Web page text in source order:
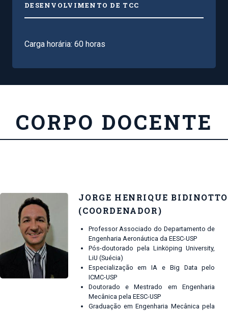
DESENVOLVIMENTO DE TCC
Carga horária: 60 horas
CORPO DOCENTE
JORGE HENRIQUE BIDINOTTO
(COORDENADOR)
Professor Associado do Departamento de
Engenharia Aeronáutica da EESC-USP
Pós-doutorado pela Linköping University,
LiU (Suécia)
Especialização em IA e Big Data pelo
ICMC-USP
Doutorado e Mestrado em Engenharia
Mecânica pela EESC-USP
Graduação em Engenharia Mecânica pela